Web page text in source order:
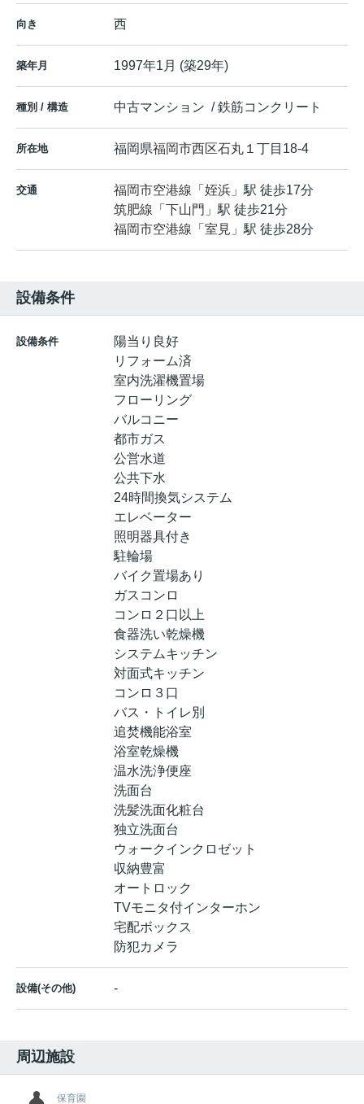
向き 西
築年月 1997年1月 (築29年)
種別 / 構造 中古マンション / 鉄筋コンクリート
所在地 福岡県福岡市西区石丸 １丁目18-4
交通 福岡市空港線 「 姪浜 」駅 徒歩17分
筑肥線 「 下山門 」駅 徒歩21分
福岡市空港線 「 室見 」駅 徒歩28分
設備条件
設備条件
陽当り良好
リフォーム済
室内洗濯機置場
フローリング
バルコニー
都市ガス
公営水道
公共下水
24時間換気システム
エレベーター
照明器具付き
駐輪場
バイク置場あり
ガスコンロ
コンロ２口以上
食器洗い乾燥機
システムキッチン
対面式キッチン
コンロ３口
バス・トイレ別
追焚機能浴室
浴室乾燥機
温水洗浄便座
洗面台
洗髪洗面化粧台
独立洗面台
ウォークインクロゼット
収納豊富
オートロック
TVモニタ付インターホン
宅配ボックス
防犯カメラ
設備(その他) -
周辺施設
保育園